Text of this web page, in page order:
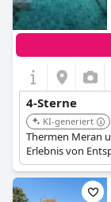
4-Sterne
KI-generiert
Thermen Meran
Erlebnis von
mehrere
zentrale Lage,
und